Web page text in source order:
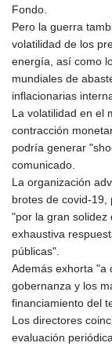
Fondo.
Pero la guerra
volatilidad de los
energía, así como
mundiales de
inflacionarias
La volatilidad en el
contracción
podría generar
comunicado.
La organización
brotes de covid-19,
"por la gran solidez
exhaustiva
públicas".
Además exhorta "a
gobernanza y los
financiamiento del
Los directores
evaluación